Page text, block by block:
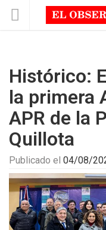
Histórico:
la primera
APR de la
Quillota
Publicado el 04/08/